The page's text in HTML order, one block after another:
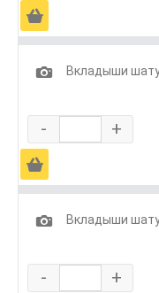
Ä
1
Вкладыши
- +
Ä
1
Вкладыши
- +